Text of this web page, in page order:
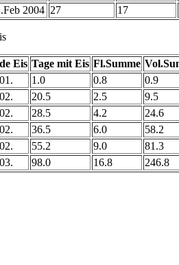
2004 27 17
Eis Tage mit Eis Fl.Summe
1.0 0.8
0.9
20.5 2.5
9.5
28.5 4.2
24.6
36.5 6.0
58.2
55.2 9.0
81.3
98.0 16.8 246.8